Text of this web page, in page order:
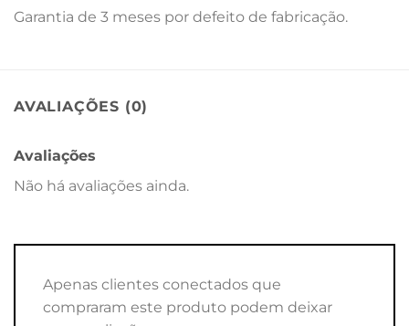
Garantia de 3 meses por defeito de fabricação.
AVALIAÇÕES (0)
Avaliações
Não há avaliações ainda.
Apenas clientes conectados que
compraram este produto podem deixar